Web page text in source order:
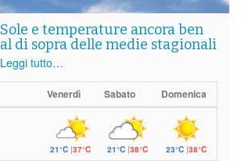
Sole e temperature ancora ben
al di sopra delle medie stagionali
Leggi tutto…
Venerdì Sabato Domenica
21°C|37°C 21°C|38°C 23°C |38°C